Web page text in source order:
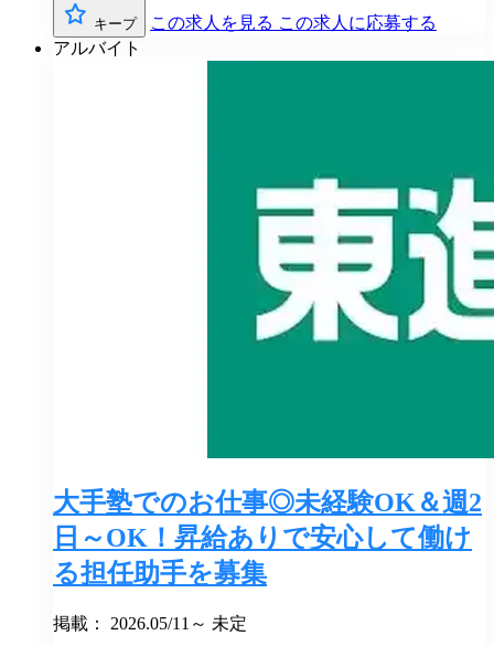
キープ この求人を見る この求人に応募する
アルバイト
大手塾でのお仕事◎未経験OK＆週2
日～OK！昇給ありで安心して働け
る担任助手を募集
掲載： 2026.05/11～ 未定